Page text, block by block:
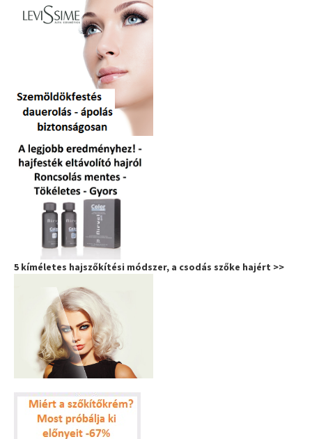
5 kíméletes hajszőkítési módszer, a csodás szőke hajért >>